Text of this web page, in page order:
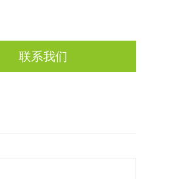
联系我们